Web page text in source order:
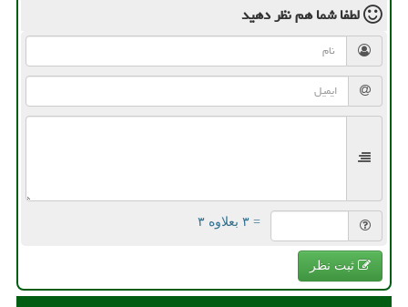
لطفا شما همنظر دهید
= ۳ بعلاوه ۳
ثبت نظر